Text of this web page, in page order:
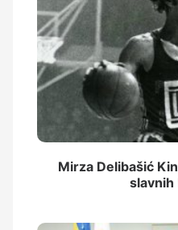
Mirza Delibašić
slavnih